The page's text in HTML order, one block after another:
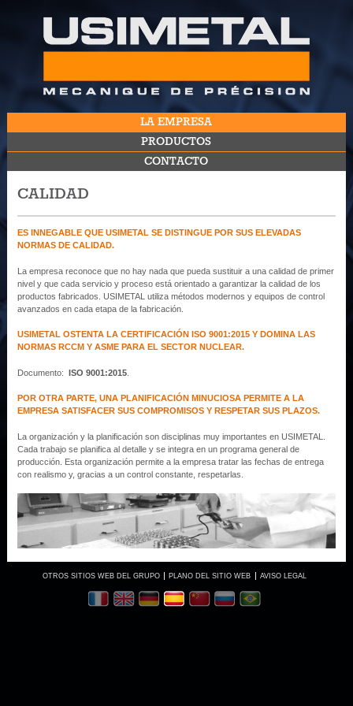
LA EMPRESA
PRODUCTOS
CONTACTO
​CALIDAD
ES INNEGABLE QUE USIMETAL SE DISTINGUE POR SUS ELEVADAS
NORMAS DE CALIDAD.
La empresa reconoce que no hay nada que pueda sustituir a una calidad de primer
nivel y que cada servicio y proceso está orientado a garantizar la calidad de los
productos fabricados. USIMETAL utiliza métodos modernos y equipos de control
avanzados en cada etapa de la fabricación.
USIMETAL OSTENTA LA CERTIFICACIÓN ISO 9001:2015 Y DOMINA LAS
NORMAS RCCM Y ASME PARA EL SECTOR NUCLEAR.
Documento: ISO 9001:2015.
POR OTRA PARTE, UNA PLANIFICACIÓN MINUCIOSA PERMITE A LA
EMPRESA SATISFACER SUS COMPROMISOS Y RESPETAR SUS PLAZOS.
La organización y la planificación son disciplinas muy importantes en USIMETAL.
Cada trabajo se planifica al detalle y se integra en un programa general de
producción. Esta organización permite a la empresa tratar las fechas de entrega
con realismo y, gracias a un control constante, respetarlas.
OTROS SITIOS WEB DEL GRUPO PLANO DEL SITIO WEB AVISO LEGAL